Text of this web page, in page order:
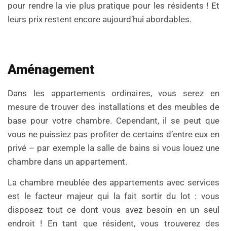
pour rendre la vie plus pratique pour les résidents ! Et
leurs prix restent encore aujourd’hui abordables.
Aménagement
Dans les appartements ordinaires, vous serez en
mesure de trouver des installations et des meubles de
base pour votre chambre. Cependant, il se peut que
vous ne puissiez pas profiter de certains d’entre eux en
privé – par exemple la salle de bains si vous louez une
chambre dans un appartement.
La chambre meublée des appartements avec services
est le facteur majeur qui la fait sortir du lot : vous
disposez tout ce dont vous avez besoin en un seul
endroit ! En tant que résident, vous trouverez des